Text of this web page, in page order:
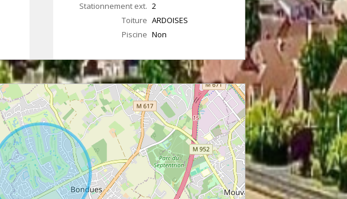
Stationnement ext. 2
Toiture ARDOISES
Piscine Non